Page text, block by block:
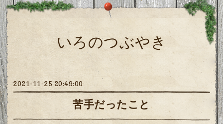
いろのつぶやき
2021-11-25 20:49:00
苦手だったこと